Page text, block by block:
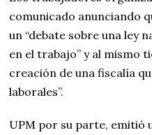
comunicado anunciando
un “debate sobre una ley
en el trabajo” y al mismo
creación de una fiscalía
laborales”.
UPM por su parte, emitió